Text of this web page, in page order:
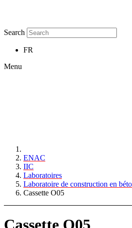
Search
FR
Menu
ENAC
IIC
Laboratoires
Laboratoire de construction en
Cassette O05